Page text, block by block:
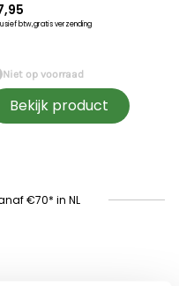
btw,gratis verzending
Niet op voorraad
Bekijk product
€70* in NL